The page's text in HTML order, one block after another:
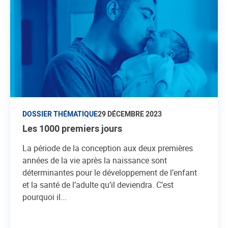
DOSSIER THÉMATIQUE29 DÉCEMBRE 2023
Les 1000 premiers jours
La période de la conception aux deux premières
années de la vie après la naissance sont
déterminantes pour le développement de l’enfant
et la santé de l’adulte qu’il deviendra. C’est
pourquoi il...